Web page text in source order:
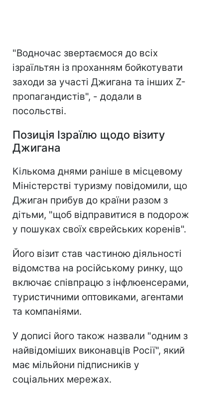
"Водночас звертаємося до всіх
ізраїльтян із проханням бойкотувати
заходи за участі Джигана та інших Z-
пропагандистів", - додали в
посольстві.
Позиція Ізраїлю щодо візиту
Джигана
Кількома днями раніше в місцевому
Міністерстві туризму повідомили, що
Джиган прибув до країни разом з
дітьми, "щоб відправитися в подорож
у пошуках своїх єврейських коренів".
Його візит став частиною діяльності
відомства на російському ринку, що
включає співпрацю з інфлюенсерами,
туристичними оптовиками, агентами
та компаніями.
У дописі його також назвали "одним з
найвідоміших виконавців Росії", який
має мільйони підписників у
соціальних мережах.